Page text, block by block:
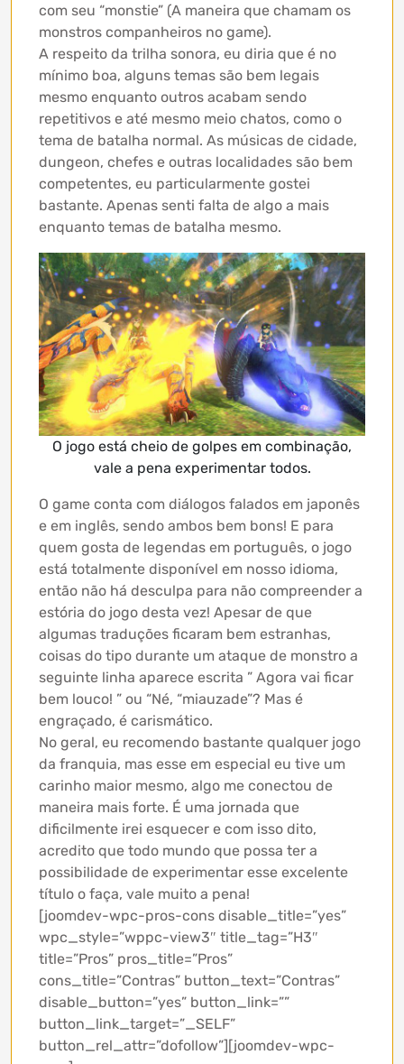
com seu “monstie” (A maneira que chamam os
monstros companheiros no game).
A respeito da trilha sonora, eu diria que é no
mínimo boa, alguns temas são bem legais
mesmo enquanto outros acabam sendo
repetitivos e até mesmo meio chatos, como o
tema de batalha normal. As músicas de cidade,
dungeon, chefes e outras localidades são bem
competentes, eu particularmente gostei
bastante. Apenas senti falta de algo a mais
enquanto temas de batalha mesmo.
O jogo está cheio de golpes em combinação,
vale a pena experimentar todos.
O game conta com diálogos falados em japonês
e em inglês, sendo ambos bem bons! E para
quem gosta de legendas em português, o jogo
está totalmente disponível em nosso idioma,
então não há desculpa para não compreender a
estória do jogo desta vez! Apesar de que
algumas traduções ficaram bem estranhas,
coisas do tipo durante um ataque de monstro a
seguinte linha aparece escrita ” Agora vai ficar
bem louco! ” ou “Né, “miauzade”? Mas é
engraçado, é carismático.
No geral, eu recomendo bastante qualquer jogo
da franquia, mas esse em especial eu tive um
carinho maior mesmo, algo me conectou de
maneira mais forte. É uma jornada que
dificilmente irei esquecer e com isso dito,
acredito que todo mundo que possa ter a
possibilidade de experimentar esse excelente
título o faça, vale muito a pena!
[joomdev-wpc-pros-cons disable_title=”yes”
wpc_style=”wppc-view3″ title_tag=”H3″
title=”Pros” pros_title=”Pros”
cons_title=”Contras” button_text=”Contras”
disable_button=”yes” button_link=””
button_link_target=”_SELF”
button_rel_attr=”dofollow”][joomdev-wpc-